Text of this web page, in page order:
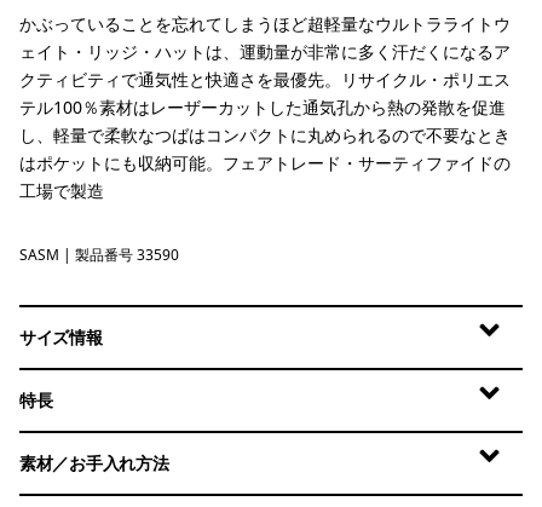
かぶっていることを忘れてしまうほど超軽量なウルトラライトウ
ェイト・リッジ・ハットは、運動量が非常に多く汗だくになるア
クティビティで通気性と快適さを最優先。リサイクル・ポリエス
テル100％素材はレーザーカットした通気孔から熱の発散を促進
し、軽量で柔軟なつばはコンパクトに丸められるので不要なとき
はポケットにも収納可能。フェアトレード・サーティファイドの
工場で製造
Sastrugi: Summit Blue
SASM | 製品番号 33590
サイズ情報
特長
素材／お手入れ方法